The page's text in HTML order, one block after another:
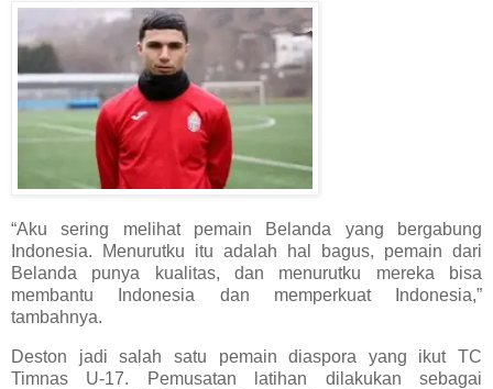
“Aku sering melihat pemain Belanda yang bergabung
Indonesia. Menurutku itu adalah hal bagus, pemain dari
Belanda punya kualitas, dan menurutku mereka bisa
membantu Indonesia dan memperkuat Indonesia,”
tambahnya.
Deston jadi salah satu pemain diaspora yang ikut TC
Timnas U-17. Pemusatan latihan dilakukan sebagai